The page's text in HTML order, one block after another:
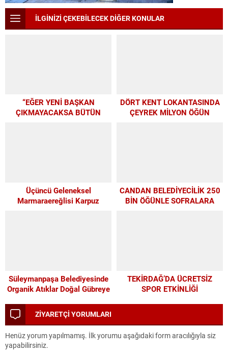
İLGİNİZİ ÇEKEBİLECEK DİĞER KONULAR
“EĞER YENİ BAŞKAN
ÇIKMAYACAKSA BÜTÜN
DÖRT KENT LOKANTASINDA
ÇEYREK MİLYON ÖĞÜN
Üçüncü Geleneksel
Marmaraereğlisi Karpuz
CANDAN BELEDİYECİLİK 250
BİN ÖĞÜNLE SOFRALARA
Süleymanpaşa Belediyesinde
Organik Atıklar Doğal Gübreye
TEKİRDAĞ’DA ÜCRETSİZ
SPOR ETKİNLİĞİ
ZİYARETÇİ YORUMLARI
Henüz yorum yapılmamış. İlk yorumu aşağıdaki form aracılığıyla siz
yapabilirsiniz.